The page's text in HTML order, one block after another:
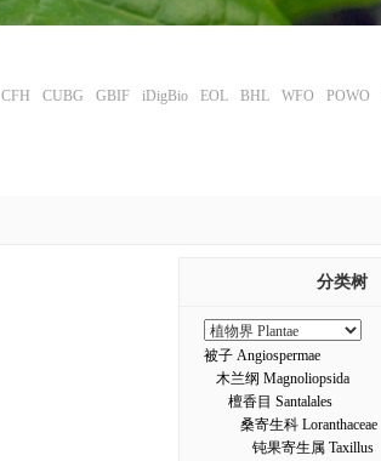
CFH CUBG GBIF iDigBio EOL BHL WFO POWO
分类树
被子 Angiospermae
木兰纲 Magnoliopsida
檀香目 Santalales
桑寄生科 Loranthaceae
钝果寄生属 Taxillus